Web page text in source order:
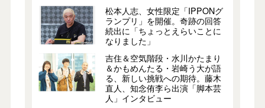
松本人志、女性限定「IPPONグ
ランプリ」を開催。奇跡の回答
続出に「ちょっとえらいことに
なりました」
吉住＆空気階段・水川かたまり
＆かもめんたる・岩崎う大が語
る、新しい挑戦への期待。藤木
直人、知念侑李ら出演「脚本芸
人」インタビュー